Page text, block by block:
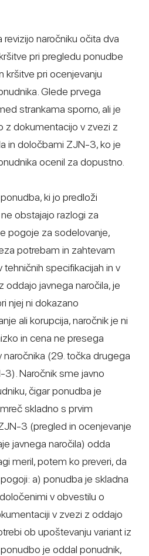
naročniku očita dva
pri pregledu ponudbe
kršitve pri ocenjevanju
Glede prvega
strankama sporno, ali je
z dokumentacijo v zvezi z
in določbami ZJN-3, ko je
ocenil za dopustno.
ki jo predloži
obstajajo razlogi za
pogoje za sodelovanje,
potrebam in zahtevam
tehničnih specifikacijah in v
oddajo javnega naročila, je
njej ni dokazano
ali korupcija, naročnik je ni
in cena ne presega
(29. točka drugega
Naročnik sme javno
čigar ponudba je
skladno s prvim
3 (pregled in ocenjevanje
javnega naročila) odda
meril, potem ko preveri, da
a) ponudba je skladna
v obvestilu o
v zvezi z oddajo
ob upoštevanju variant iz
je oddal ponudnik,